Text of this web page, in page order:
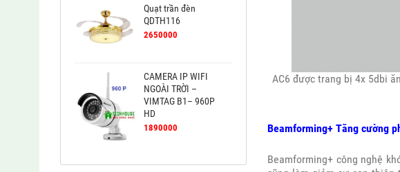
AC6 được trang bị 4x 5dbi
Beamforming+ Tăng cường
Beamforming+ công nghệ
Quạt trần đèn
QDTH116
2650000
CAMERA IP WIFI
NGOÀI TRỜI –
VIMTAG B1– 960P
HD
1890000